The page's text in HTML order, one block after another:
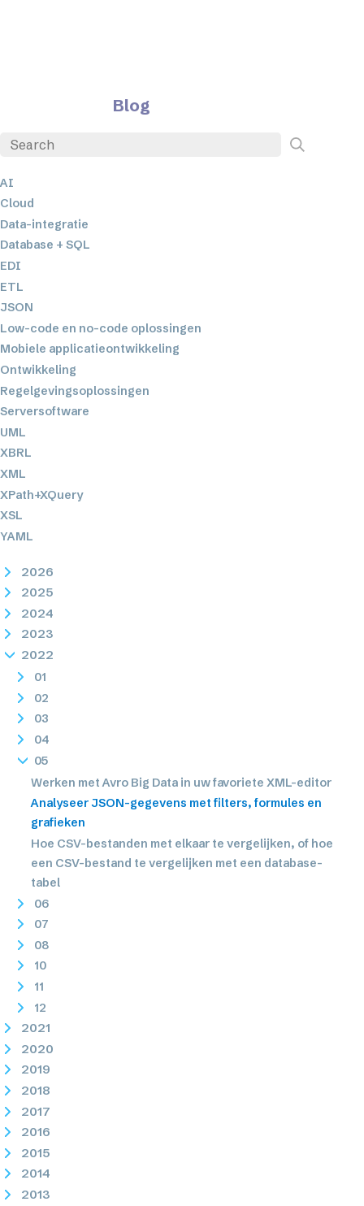
Blog
AI
Cloud
Data-integratie
Database + SQL
EDI
ETL
JSON
Low-code en no-code oplossingen
Mobiele applicatieontwikkeling
Ontwikkeling
Regelgevingsoplossingen
Serversoftware
UML
XBRL
XML
XPath+XQuery
XSL
YAML
2026
2025
2024
2023
2022
01
02
03
04
05
Werken met Avro Big Data in uw favoriete XML-editor
Analyseer JSON-gegevens met filters, formules en
grafieken
Hoe CSV-bestanden met elkaar te vergelijken, of hoe
een CSV-bestand te vergelijken met een database-
tabel
06
07
08
10
11
12
2021
2020
2019
2018
2017
2016
2015
2014
2013